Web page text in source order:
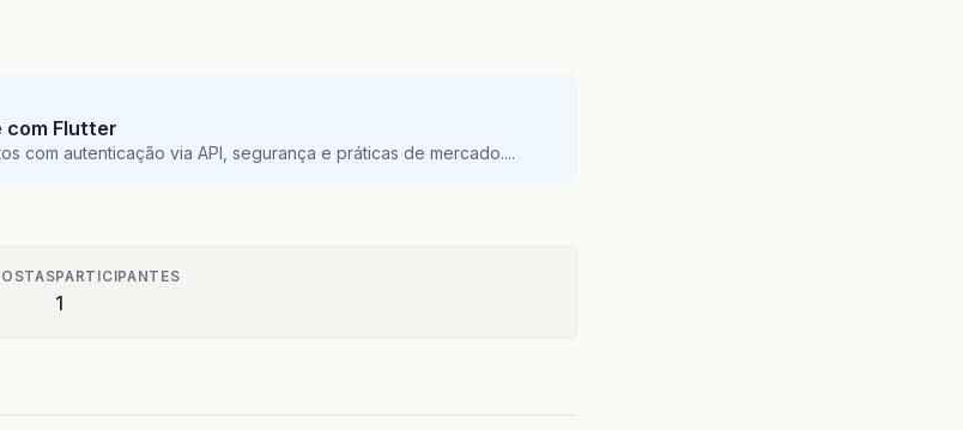
com Flutter
com autenticação via API, segurança e práticas de mercado....
PARTICIPANTES
1